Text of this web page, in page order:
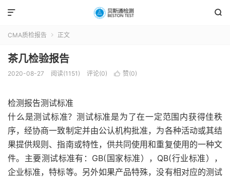


CMA质检报告  正文
茶几检验报告
2020-08-27 阅读(1151) 评论(0)  赞(0)
检测报告测试标准
什么是测试标准？测试标准是为了在一定范围内获得佳秩
序，经协商一致制定并由公认机构批准，为各种活动或其结
果提供规则、指南或特性，供共同使用和重复使用的一种文
件。主要测试标准有：GB(国家标准），QB(行业标准），
企业标准，特标等。另外如果产品特殊，没有相对应的测试